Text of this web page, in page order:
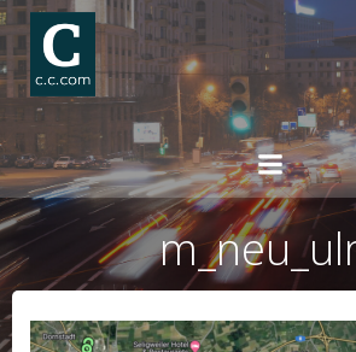
Skip
content